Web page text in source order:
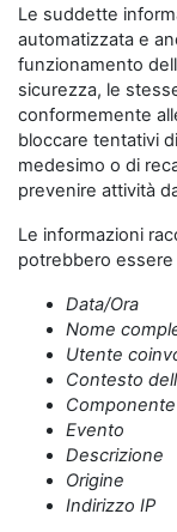
Le suddette
automatizzata e
funzionamento
sicurezza, le
conformemente
bloccare tentativi
medesimo o di
prevenire attività
Le informazioni
potrebbero
Data/Ora
Nome
Utente
Contesto
Componente
Evento
Descrizione
Origine
Indirizzo IP